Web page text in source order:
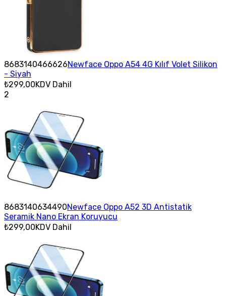
8683140466626Newface Oppo A54 4G Kılıf Volet Silikon
- Siyah
₺299,00KDV Dahil
2
8683140634490Newface Oppo A52 3D Antistatik
Seramik Nano Ekran Koruyucu
₺299,00KDV Dahil